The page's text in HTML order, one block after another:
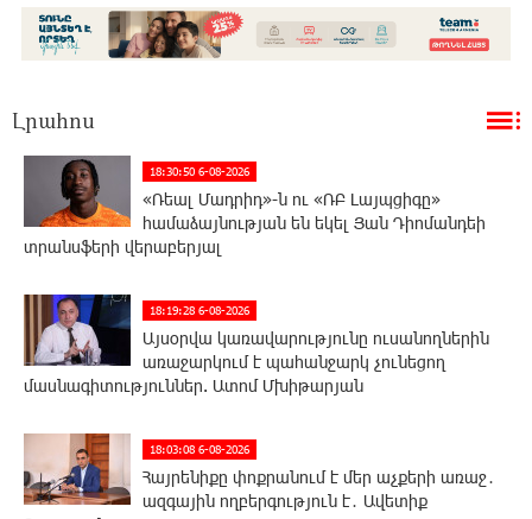
Լրահոս
18:30:50 6-08-2026
«Ռեալ Մադրիդ»-ն ու «ՌԲ Լայպցիգը»
համաձայնության են եկել Յան Դիոմանդեի
տրանսֆերի վերաբերյալ
18:19:28 6-08-2026
Այսօրվա կառավարությունը ուսանողներին
առաջարկում է պահանջարկ չունեցող
մասնագիտություններ. Ատոմ Մխիթարյան
18:03:08 6-08-2026
Հայրենիքը փոքրանում է մեր աչքերի առաջ․
ազգային ողբերգություն է․ Ավետիք